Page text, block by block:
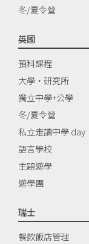
冬/夏令營
英國
預科課程
大學‧研究所
獨立中學+公學
冬/夏令營
私立走讀中學 day
語言學校
主題遊學
遊學團
瑞士
餐飲飯店管理